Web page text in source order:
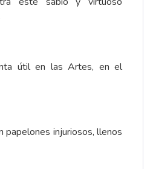
útil en las Artes, en el
papelones injuriosos, llenos